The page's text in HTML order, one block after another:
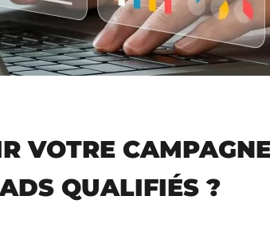
VOTRE
QUALIFIÉS ?